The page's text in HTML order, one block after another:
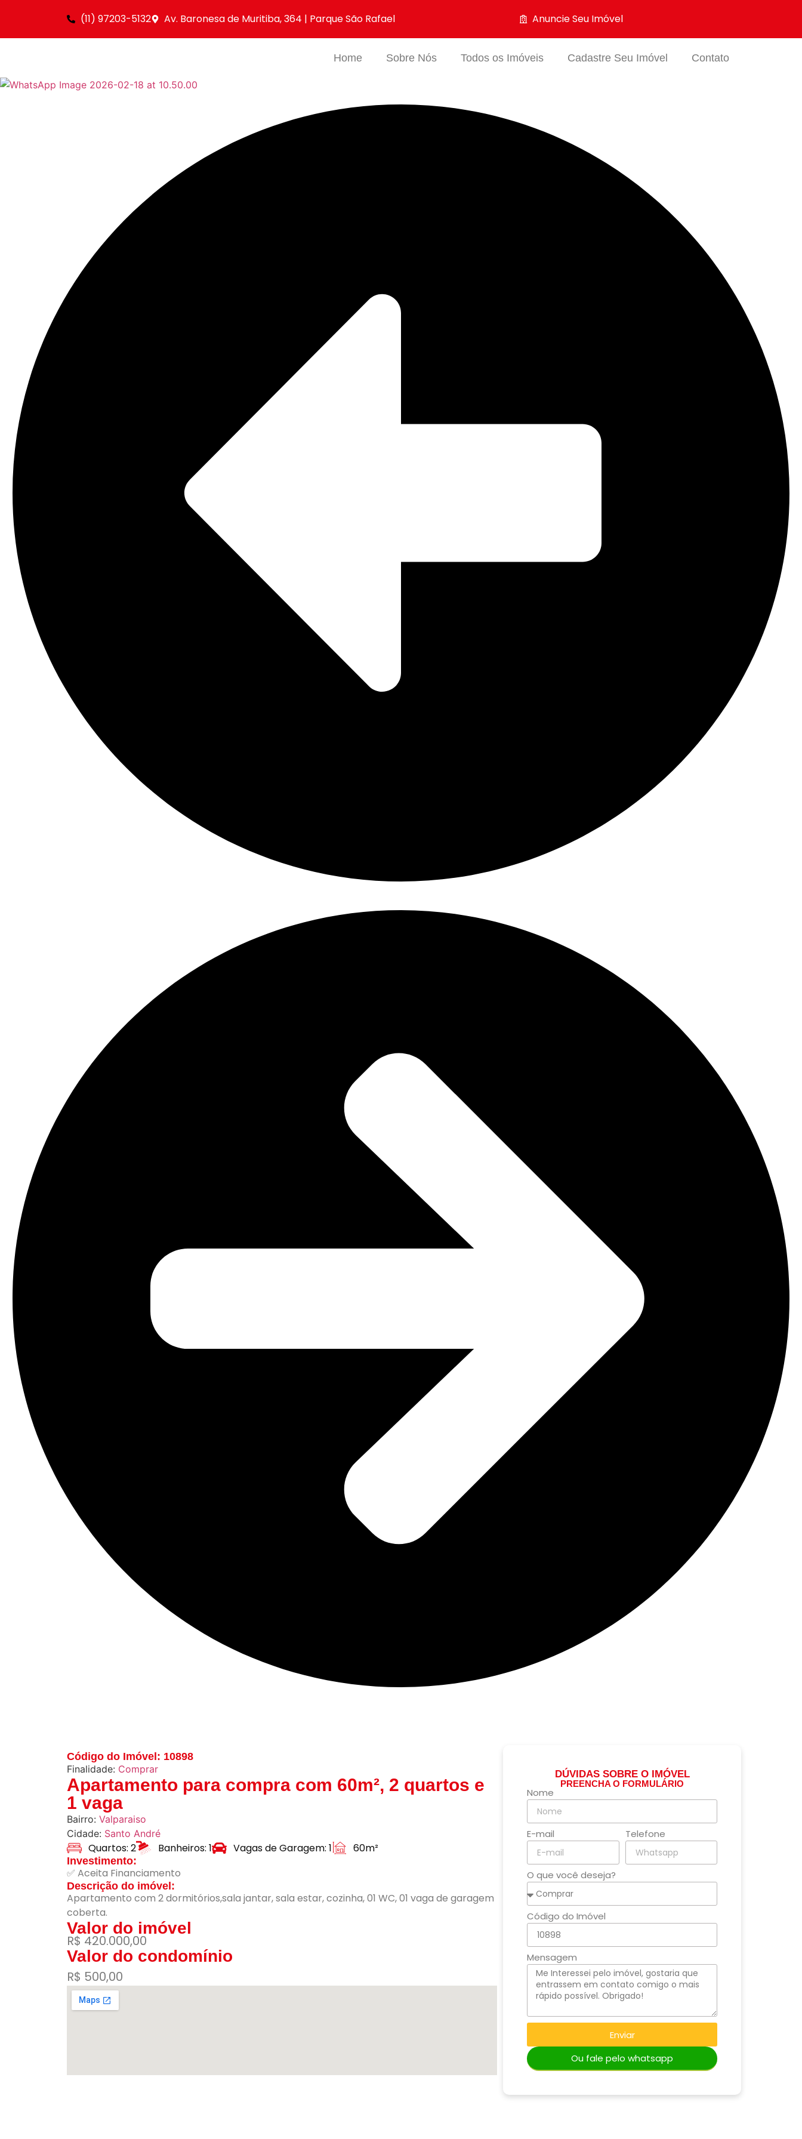
(11) 97203-5132 Av. Baronesa de Muritiba, 364 | Parque São Rafael Anuncie Seu Imóvel
Home Sobre Nós Todos os Imóveis Cadastre Seu Imóvel Contato
Código do Imóvel: 10898
Finalidade: Comprar
Apartamento para compra com 60m², 2 quartos e
1 vaga
Bairro: Valparaiso
Cidade: Santo André
Quartos: 2 Banheiros: 1 Vagas de Garagem: 1 60m²
Investimento:
✅ Aceita Financiamento
Descrição do imóvel:
Apartamento com 2 dormitórios,sala jantar, sala estar, cozinha, 01 WC, 01 vaga de garagem
coberta.
Valor do imóvel
R$ 420.000,00
Valor do condomínio
R$ 500,00
DÚVIDAS SOBRE O IMÓVEL
PREENCHA O FORMULÁRIO
Nome
E-mail Telefone
O que você deseja?
Código do Imóvel
Mensagem
Enviar
Ou fale pelo whatsapp